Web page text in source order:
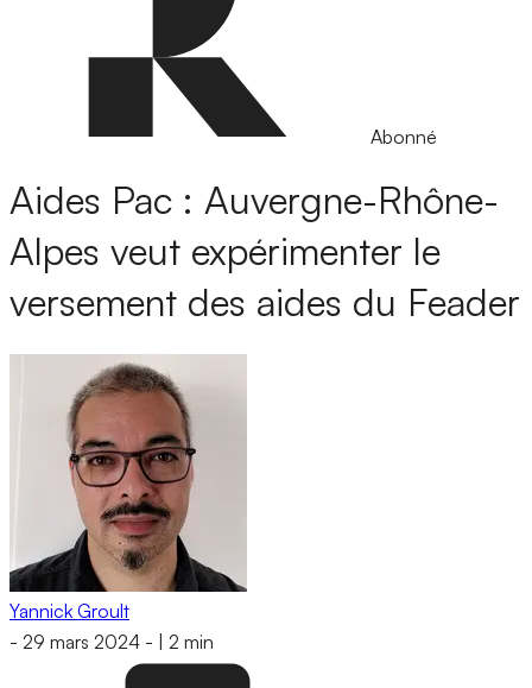
Abonné
Aides Pac : Auvergne-Rhône-
Alpes veut expérimenter le
versement des aides du Feader
Yannick Groult
- 29 mars 2024 - 2 min